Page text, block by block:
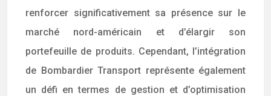
renforcer significativement sa présence sur le
marché nord-américain et d’élargir son
portefeuille de produits. Cependant, l’intégration
de Bombardier Transport représente également
un défi en termes de gestion et d’optimisation